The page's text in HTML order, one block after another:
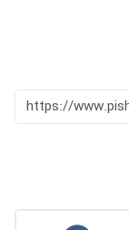
https://